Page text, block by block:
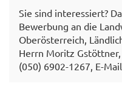
Sie sind interessiert?
Bewerbung an die
Oberösterreich,
Herrn Moritz Gstöttner,
(050) 6902-1267, E-